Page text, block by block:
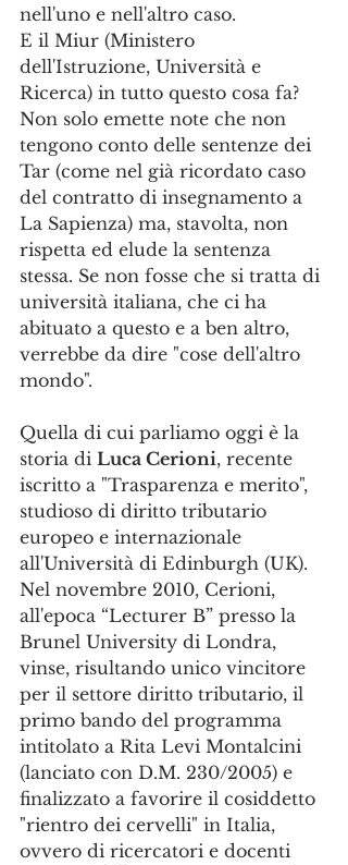
nell'uno e nell'altro caso.
E il Miur (Ministero
dell'Istruzione, Università e
Ricerca) in tutto questo cosa fa?
Non solo emette note che non
tengono conto delle sentenze dei
Tar (come nel già ricordato caso
del contratto di insegnamento a
La Sapienza) ma, stavolta, non
rispetta ed elude la sentenza
stessa. Se non fosse che si tratta di
università italiana, che ci ha
abituato a questo e a ben altro,
verrebbe da dire "cose dell'altro
mondo".
Quella di cui parliamo oggi è la
storia di Luca Cerioni, recente
iscritto a "Trasparenza e merito",
studioso di diritto tributario
europeo e internazionale
all'Università di Edinburgh (UK).
Nel novembre 2010, Cerioni,
all'epoca “Lecturer B” presso la
Brunel University di Londra,
vinse, risultando unico vincitore
per il settore diritto tributario, il
primo bando del programma
intitolato a Rita Levi Montalcini
(lanciato con D.M. 230/2005) e
finalizzato a favorire il cosiddetto
"rientro dei cervelli" in Italia,
ovvero di ricercatori e docenti